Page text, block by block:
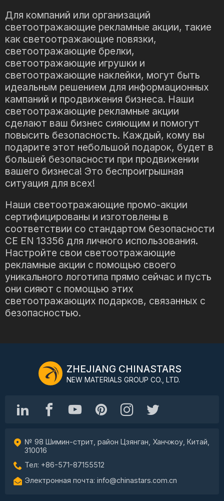
Для компаний или организаций
светоотражающие рекламные акции, такие
как светоотражающие повязки,
светоотражающие брелки,
светоотражающие игрушки и
светоотражающие наклейки, могут быть
идеальным решением для информационных
кампаний и продвижения бизнеса. Наши
светоотражающие рекламные акции
сделают ваш бизнес сияющим и помогут
повысить безопасность. Каждый, кому вы
подарите этот небольшой подарок, будет в
большей безопасности при продвижении
вашего бизнеса! Это беспроигрышная
ситуация для всех!
Наши светоотражающие промо-акции
сертифицированы и изготовлены в
соответствии со стандартом безопасности
CE EN 13356 для личного использования.
Настройте свои светоотражающие
рекламные акции с помощью своего
уникального логотипа прямо сейчас и пусть
они сияют с помощью этих
светоотражающих подарков, связанных с
безопасностью.
ZHEJIANG CHINASTARS
NEW MATERIALS GROUP CO., LTD.
№ 98 Шимин-стрит, район Цзянган, Ханчжоу, Китай,
310016
Тел: +86-571-87155512
Электронная почта: info@chinastars.com.cn